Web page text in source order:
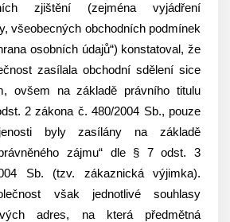
zjištění (zejména vyjádření
všeobecných obchodních podmínek
osobních údajů“) konstatoval, že
zasílala obchodní sdělení sice
ovšem na základě právního titulu
2 zákona č. 480/2004 Sb., pouze
byly zasílány na základě
zájmu“ dle § 7 odst. 3
Sb. (tzv. zákaznická výjimka).
však jednotlivé souhlasy
adres, na která předmětná